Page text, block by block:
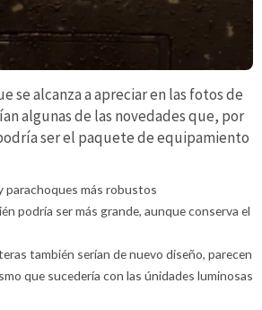
se alcanza a apreciar en las fotos de
algunas de las novedades que, por
ser el paquete de equipamiento
parachoques más robustos
podría ser más grande, aunque conserva el
también serían de nuevo diseño, parecen
que sucedería con las únidades luminosas